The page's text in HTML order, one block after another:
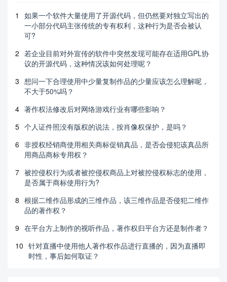
1
如果一个软件大量使用了开源代码，但仍然要对独立写出的
一小部分代码主张传统的专有权利，这种行为是否会被认
可?
2 若企业目前对外宣传的软件中突然发现可能存在适用GPL协
议的开源代码，这种情况该如何处理呢？
3 想问一下合理使用中少量复制作品的少量应该怎么理解呢，
不大于50%吗？
4 著作权法修改后对网络游戏行业有哪些影响？
5 个人证件照没有版权的说法，按肖像权保护，是吗？
6 非授权经销商使用相关商标促销真品，是否会侵犯该真品所
用商品商标专用权？
7 被控侵权行为或者被控侵权商品上对被控侵权标志的使用，
是否属于商标使用行为?
8 根据二维作品形成的三维作品，该三维作品是否侵犯二维作
品的著作权？
9 在平台方上制作的视听作品，著作权归平台方还是制作者？
10 针对直播中使用他人著作权作品进行直播的，因为直播即
时性，事后如何取证？